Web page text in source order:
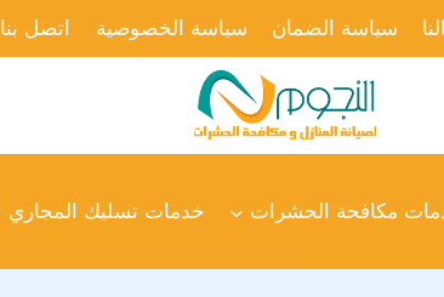
سياسة الضمان سياسة الخصوصية اتصل بنا
مكافحة الحشرات خدمات تسليك المجاري